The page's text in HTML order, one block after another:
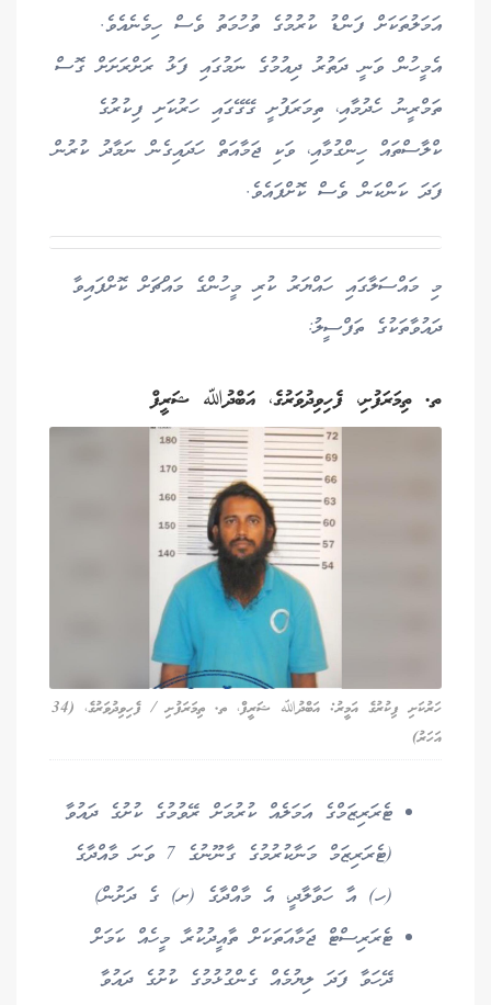
އަމަލުތަކަށް ފަންޑު ކުރުމުގެ ތުހުމަތު ވެސް ހިމެނެއެވެ.
އެމީހުން ވަނީ ދަތުރު ދިއުމުގެ ނަމުގައި ފަޅު ރަށްރަށަށް ގޮސް
ތަމްރީނު ހެދުމާއި، ތިމަރަފުށީ ގޭގޭގައި ހަރުކަށި ފިކުރުގެ
ކްލާސްތައް ހިންގުމާއި، ވަކި ޖަމާއަތް ހަދައިގެން ނަމާދު ކުރުން
ފަދަ ކަންކަން ވެސް ކޮށްފައެވެ.
މި މައްސަލާގައި ހައްޔަރު ކުރި މީހުންގެ މައްޗަށް ކޮށްފައިވާ
ދައުވާތަކުގެ ތަފްސީލު:
ތ. ތިމަރަފުށި، ފެހިވިދުވަރުގެ، އަބްދުﷲ ޝަރީފް
ހަރުކަށި ފިކުރުގެ އަމީރު: އަބްދުﷲ ޝަރީފް، ތ. ތިމަރަފުށި / ފެހިވިދުވަރުގެ، (34
އަހަރު)
ޓެރަރިޒަމްގެ އަމަލެއް ކުރުމަށް ރޭވުމުގެ ކުށުގެ ދައުވާ
(ޓެރަރިޒަމް މަނާކުރުމުގެ ގާނޫނުގެ 7 ވަނަ މާއްދާގެ
(ހ) އާ ހަވާލާދީ، އެ މާއްދާގެ (ށ) ގެ ދަށުން)
ޓެރަރިސްޓް ޖަމާއަތަކަށް ތާއީދުކުރާ މީހެއް ކަމަށް
ދޭހަވާ ފަދަ ލިޔުމެއް ގެންގުޅުމުގެ ކުށުގެ ދައުވާ